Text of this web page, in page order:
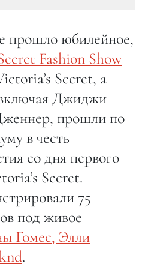
прошло юбилейное,
Fashion Show
Secret, а
Джиджи
прошли по
в честь
со дня первого
Secret.
75
под живое
Гомес, Элли
.